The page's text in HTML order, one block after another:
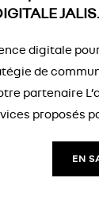
digitale
de
partenaire
proposés
EN